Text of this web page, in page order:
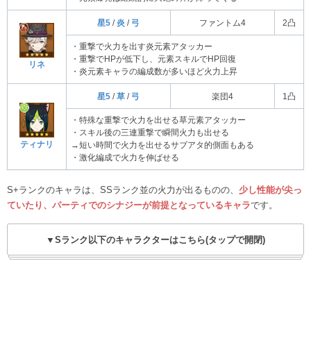
リネ
星5 / 炎 / 弓 ファントム4 2凸
・重撃で火力を出す炎元素アタッカー
・重撃でHPが低下し、元素スキルでHP回復
・炎元素キャラの編成数が多いほど火力上昇
ティナリ
星5 / 草 / 弓 楽団4 1凸
・特殊な重撃で火力を出せる草元素アタッカー
・スキル後の三連重撃で瞬間火力も出せる
→短い時間で火力を出せるサブアタ的側面もある
・激化編成で火力を伸ばせる
S+ランクのキャラは、SSランク並の火力が出るものの、 少し性能が尖っ
ていたり、パーティでのシナジーが前提となっているキャラです。
▼Sランク以下のキャラクターはこちら(タップで開閉)